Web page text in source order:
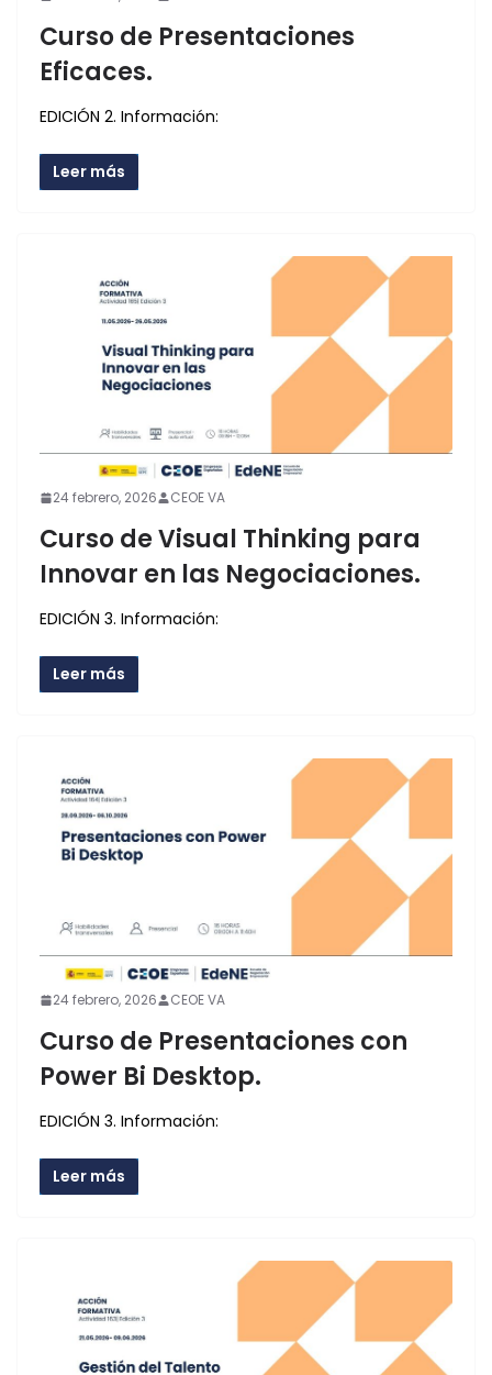
Curso de Presentaciones
Eficaces.
EDICIÓN 2. Información:
Leer más
24 febrero, 2026 CEOE VA
Curso de Visual Thinking para
Innovar en las Negociaciones.
EDICIÓN 3. Información:
Leer más
24 febrero, 2026 CEOE VA
Curso de Presentaciones con
Power Bi Desktop.
EDICIÓN 3. Información:
Leer más